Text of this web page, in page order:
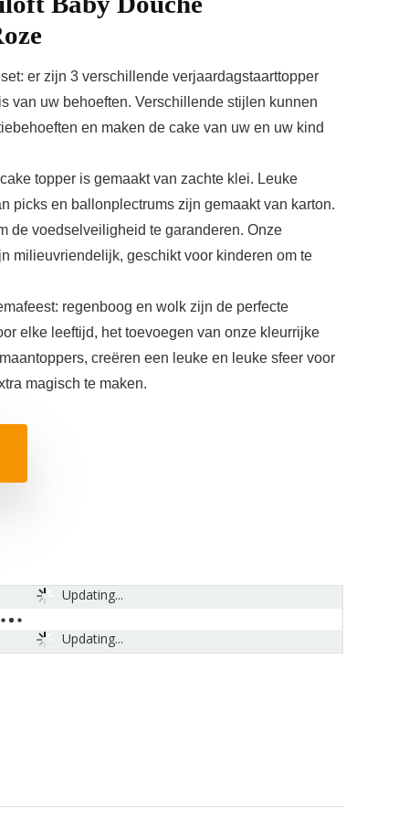
er zijn 3 verschillende verjaardagstaarttopper
van uw behoeften. Verschillende stijlen kunnen
en maken de cake van uw en uw kind
topper is gemaakt van zachte klei. Leuke
picks en ballonplectrums zijn gemaakt van karton.
de voedselveiligheid te garanderen. Onze
milieuvriendelijk, geschikt voor kinderen om te
regenboog en wolk zijn de perfecte
elke leeftijd, het toevoegen van onze kleurrijke
creëren een leuke en leuke sfeer voor
magisch te maken.
Updating...
Updating...